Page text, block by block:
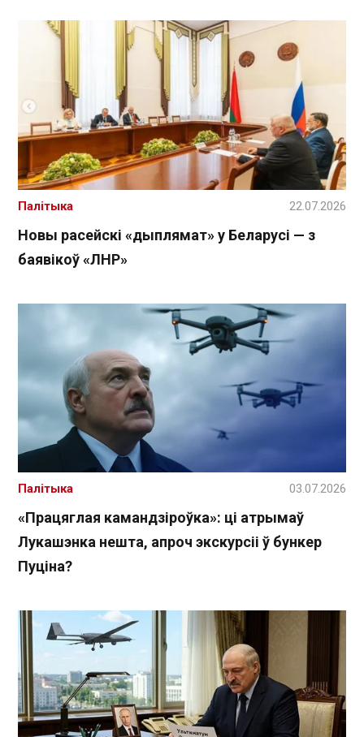
Новы расейскі «дыплямат» у Беларусі — з
баявікоў «ЛНР»
Палітыка 22.07.2026
«Працяглая камандзіроўка»: ці атрымаў
Лукашэнка нешта, апроч экскурсіі ў бункер
Пуціна?
Палітыка 03.07.2026